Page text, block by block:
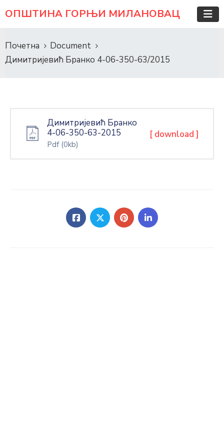
ОПШТИНА ГОРЊИ МИЛАНОВАЦ
Почетна
Document
Димитријевић Бранко 4-06-350-63/2015
Димитријевић Бранко
4-06-350-63-2015
Pdf (0kb)
[ download ]